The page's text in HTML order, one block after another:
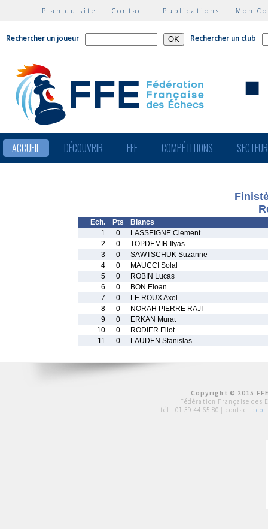
Plan du site | Contact | Publications | Mon
Rechercher un joueur Rechercher un club
ACCUEIL DÉCOUVRIR FFE COMPÉTITIONS
Ech. Pts
Blancs
1
0
LASSEIGNE Clement
2
0
TOPDEMIR Ilyas
3
0
SAWTSCHUK Suzanne
4
0
MAUCCI Solal
5
0
ROBIN Lucas
6
0
BON Eloan
7
0
LE ROUX Axel
8
0
NORAH PIERRE RAJI
9
0
ERKAN Murat
10
0
RODIER Eliot
11
0 LAUDEN Stanislas
Copyright © 2015
Fédération Française des
tél : 01 39 44 65 80 | contact :